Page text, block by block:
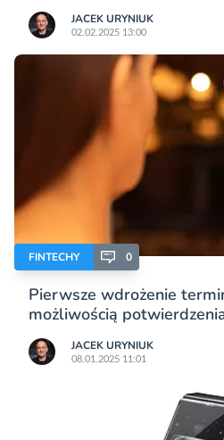
JACEK URYNIUK
02.02.2025 13:00
FINTECHY 0
Pierwsze wdrożenie
możliwością
JACEK URYNIUK
08.01.2025 11:01